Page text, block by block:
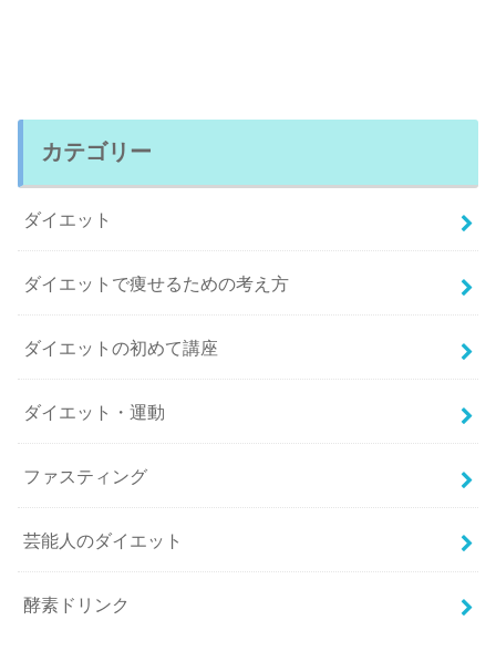
カテゴリー
ダイエット
ダイエットで痩せるための考え方
ダイエットの初めて講座
ダイエット・運動
ファスティング
芸能人のダイエット
酵素ドリンク